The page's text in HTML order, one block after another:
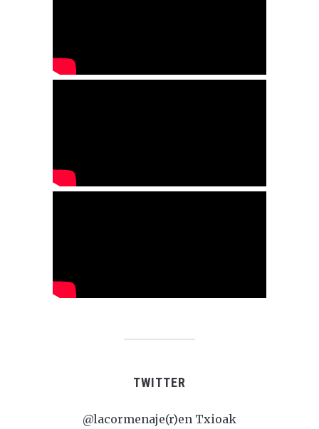
TWITTER
@lacormenaje(r)en Txioak